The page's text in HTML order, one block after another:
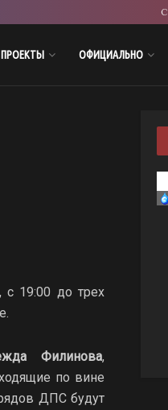
ОФИЦИАЛЬНО
с 19:00 до трех
Филинова,
по вине
ДПС будут